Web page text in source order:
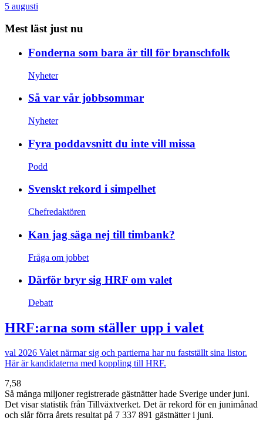
5 augusti
Mest läst just nu
Fonderna som bara är till för branschfolk
Nyheter
Så var vår jobbsommar
Nyheter
Fyra poddavsnitt du inte vill missa
Podd
Svenskt rekord i simpelhet
Chefredaktören
Kan jag säga nej till timbank?
Fråga om jobbet
Därför bryr sig HRF om valet
Debatt
HRF:arna som ställer upp i valet
val 2026 Valet närmar sig och partierna har nu fastställt sina listor.
Här är kandidaterna med koppling till HRF.
7,58
Så många miljoner registrerade gästnätter hade Sverige under juni.
Det visar statistik från Tillväxtverket. Det är rekord för en junimånad
och slår förra årets resultat på 7 337 891 gästnätter i juni.